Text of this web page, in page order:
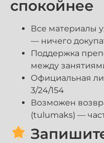
спокойнее
Все материалы
— ничего
Поддержка
между
Официальная
3/24/154
Возможен
(tulumaks) —